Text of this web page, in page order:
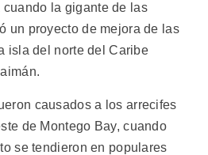
la gigante de las
un proyecto de mejora de las
isla del norte del Caribe
causados a los arrecifes
de Montego Bay, cuando
se tendieron en populares